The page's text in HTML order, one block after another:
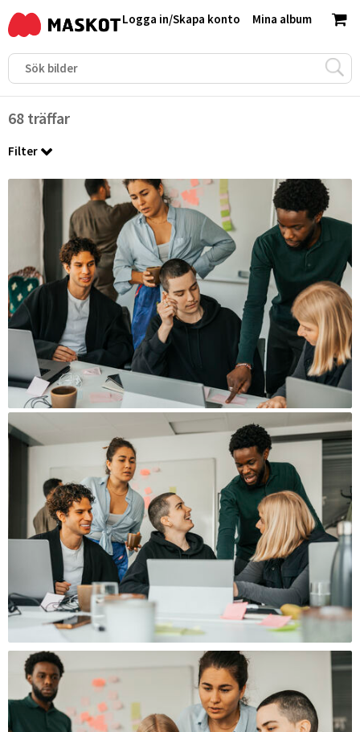
Mina album
Logga in/Skapa konto
68 träffar
Filter